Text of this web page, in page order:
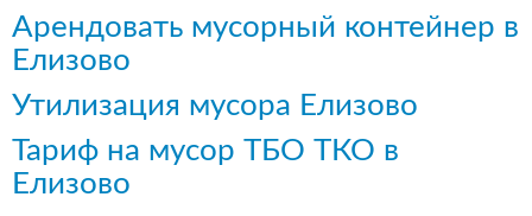
Арендовать мусорный контейнер в
Елизово
Утилизация мусора Елизово
Тариф на мусор ТБО ТКО в
Елизово